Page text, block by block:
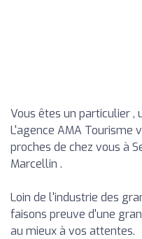
Vous êtes un particulier ,
L'agence AMA Tourisme
proches de chez vous à
Marcellin .
Loin de l'industrie des
faisons preuve d'une
au mieux à vos attentes.